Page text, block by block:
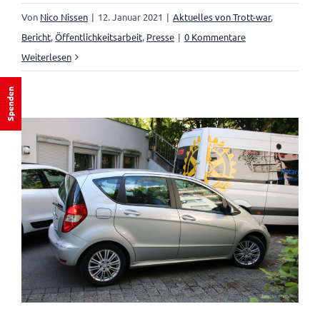
Von Nico Nissen | 12. Januar 2021 | Aktuelles von Trott-war,
Bericht,Öffentlichkeitsarbeit, Presse | 0 Kommentare
Weiterlesen
Spenden